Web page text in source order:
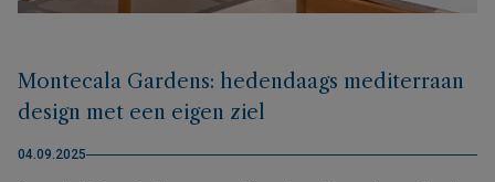
Montecala Gardens: hedendaags mediterraan
design met een eigen ziel
04.09.2025